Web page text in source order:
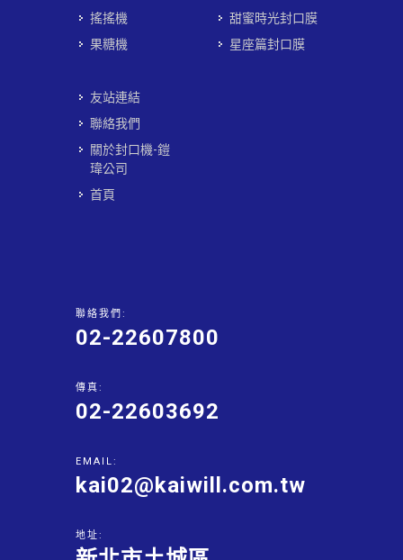
搖搖機
果糖機
甜蜜時光封口膜
星座篇封口膜
友站連結
聯絡我們
關於封口機-鎧
瑋公司
首頁
聯絡我們:
02-22607800
傳真:
02-22603692
EMAIL:
kai02@kaiwill.com.tw
地址: